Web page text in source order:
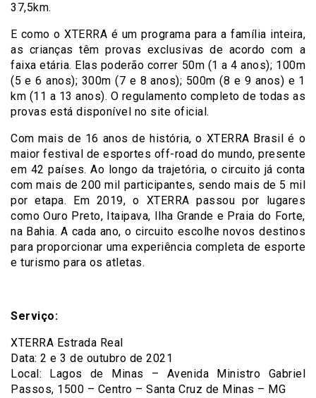
37,5km.
E como o XTERRA é um programa para a família inteira,
as crianças têm provas exclusivas de acordo com a
faixa etária. Elas poderão correr 50m (1 a 4 anos); 100m
(5 e 6 anos); 300m (7 e 8 anos); 500m (8 e 9 anos) e 1
km (11 a 13 anos). O regulamento completo de todas as
provas está disponível no site oficial.
Com mais de 16 anos de história, o XTERRA Brasil é o
maior festival de esportes off-road do mundo, presente
em 42 países. Ao longo da trajetória, o circuito já conta
com mais de 200 mil participantes, sendo mais de 5 mil
por etapa. Em 2019, o XTERRA passou por lugares
como Ouro Preto, Itaipava, Ilha Grande e Praia do Forte,
na Bahia. A cada ano, o circuito escolhe novos destinos
para proporcionar uma experiência completa de esporte
e turismo para os atletas.
Serviço:
XTERRA Estrada Real
Data: 2 e 3 de outubro de 2021
Local: Lagos de Minas – Avenida Ministro Gabriel
Passos, 1500 – Centro – Santa Cruz de Minas – MG